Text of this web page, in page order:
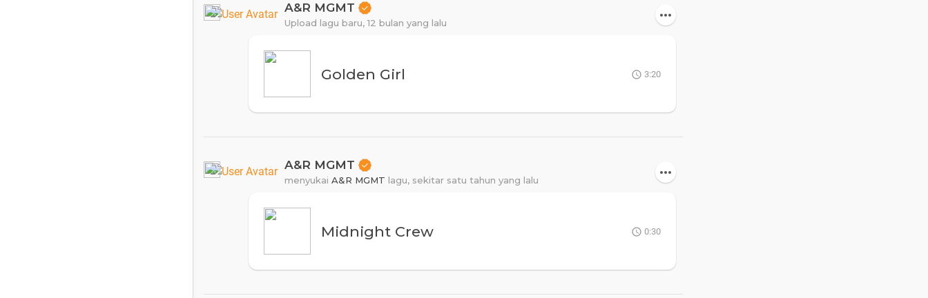
A&R MGMT
Upload lagu baru,12 bulan yang lalu
Golden Girl 3:20
A&R MGMT
menyukai A&R MGMT lagu, sekitar satu tahun yang lalu
Midnight Crew 0:30